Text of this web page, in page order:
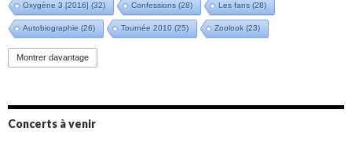
Oxygène 3 [2016] (32) Confessions (28) Les fans (28)
Autobiographie (26) Tournée 2010 (25) Zoolook (23)
Promo 2019(23)
Groupe de Recherche Musicale
Montrer davantage
Concerts à venir